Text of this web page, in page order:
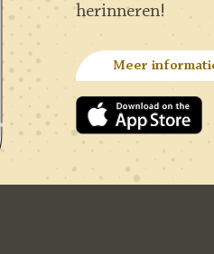
herinneren!
Meer